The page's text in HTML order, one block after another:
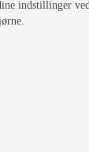
indstillinger